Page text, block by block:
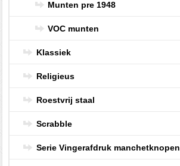
Munten pre 1948
VOC munten
Klassiek
Religieus
Roestvrij staal
Scrabble
Serie Vingerafdruk manchetknopen